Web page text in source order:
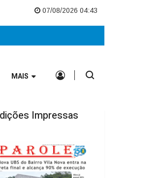
UBS do Bairro Vila Nova entra na reta final e
07/08/2026 04:43
MAIS
Impressas